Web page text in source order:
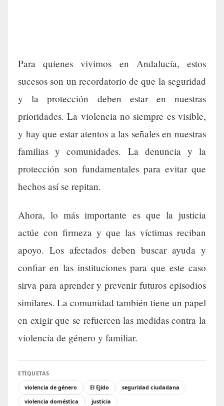
Para quienes vivimos en Andalucía, estos
sucesos son un recordatorio de que la seguridad
y la protección deben estar en nuestras
prioridades. La violencia no siempre es visible,
y hay que estar atentos a las señales en nuestras
familias y comunidades. La denuncia y la
protección son fundamentales para evitar que
hechos así se repitan.
Ahora, lo más importante es que la justicia
actúe con firmeza y que las víctimas reciban
apoyo. Los afectados deben buscar ayuda y
confiar en las instituciones para que este caso
sirva para aprender y prevenir futuros episodios
similares. La comunidad también tiene un papel
en exigir que se refuercen las medidas contra la
violencia de género y familiar.
ETIQUETAS
violencia de género
El Ejido
seguridad ciudadana
violencia doméstica
justicia